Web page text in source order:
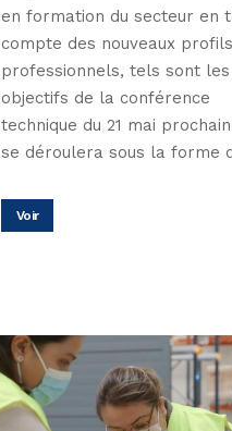
en formation du secteur en
compte des nouveaux profils
professionnels, tels sont les
objectifs de la conférence
technique du 21 mai
se déroulera sous la forme
Voir